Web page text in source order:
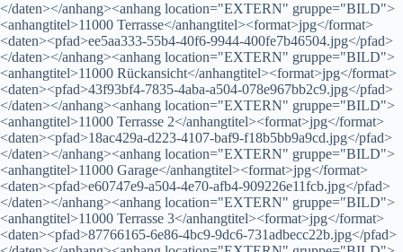
</daten></anhang><anhang location="EXTERN" gruppe="BILD">
<anhangtitel>11000 Terrasse</anhangtitel><format>jpg</format>
<daten><pfad>ee5aa333-55b4-40f6-9944-400fe7b46504.jpg</pfad>
</daten></anhang><anhang location="EXTERN" gruppe="BILD">
<anhangtitel>11000 Rückansicht</anhangtitel><format>jpg</format>
<daten><pfad>43f93bf4-7835-4aba-a504-078e967bb2c9.jpg</pfad>
</daten></anhang><anhang location="EXTERN" gruppe="BILD">
<anhangtitel>11000 Terrasse 2</anhangtitel><format>jpg</format>
<daten><pfad>18ac429a-d223-4107-baf9-f18b5bb9a9cd.jpg</pfad>
</daten></anhang><anhang location="EXTERN" gruppe="BILD">
<anhangtitel>11000 Garage</anhangtitel><format>jpg</format>
<daten><pfad>e60747e9-a504-4e70-afb4-909226e11fcb.jpg</pfad>
</daten></anhang><anhang location="EXTERN" gruppe="BILD">
<anhangtitel>11000 Terrasse 3</anhangtitel><format>jpg</format>
<daten><pfad>87766165-6e86-4bc9-9dc6-731adbecc22b.jpg</pfad>